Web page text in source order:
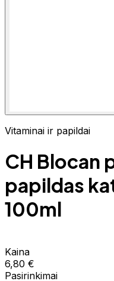
Vitaminai ir papildai
CH Blocan
papildas
100ml
Kaina
6,80 €
Pasirinkimai